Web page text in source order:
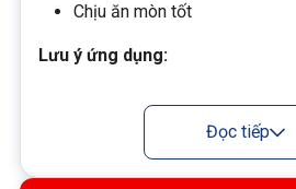
Chịu ăn mòn tốt
Lưu ý ứng dụng:
Nếu cần điều khiển chuyển
mượt, kiểm soát tốc độ xi
Đọc tiếp